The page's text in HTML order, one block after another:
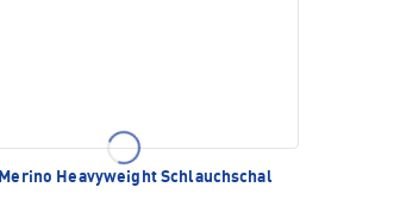
Merino Heavyweight Schlauchschal